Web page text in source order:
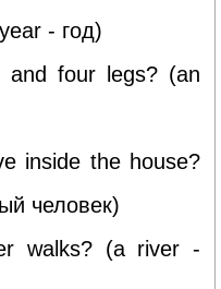
- год)
four legs? (an
inside the house?
человек)
walks? (a river -